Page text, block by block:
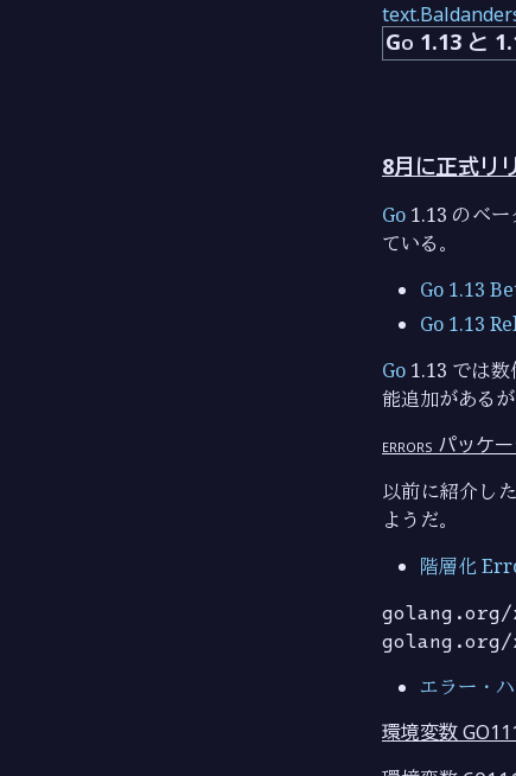
Go 1.13 と
8月に正式リ
Go 1.13 のベ
ている。
Go 1.13
Go 1.13
Go 1.13 では
能追加がある
errors パッケ
以前に紹介し
ようだ。
階層化
エラー・
環境変数